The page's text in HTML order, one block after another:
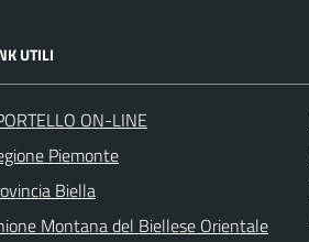
UTILI
ON-LINE
Piemonte
Biella
Montana del Biellese Orientale